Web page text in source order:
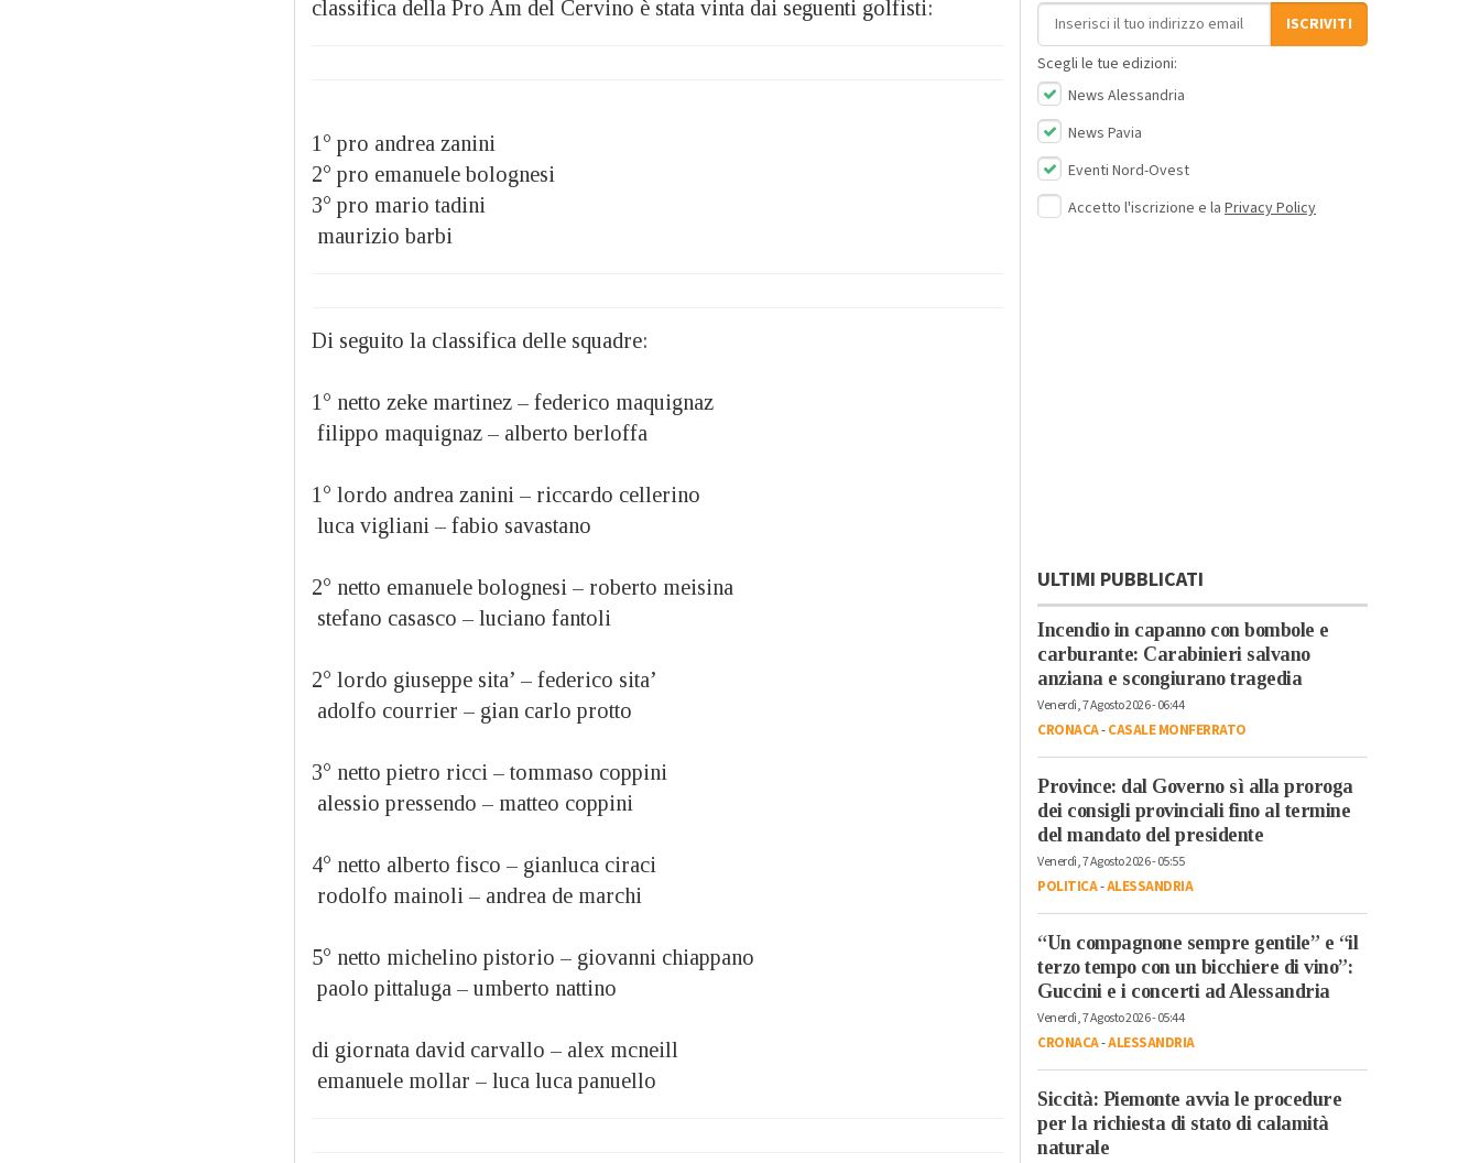
classifica della Pro Am del Cervino è stata vinta dai seguenti golfisti:
1° pro andrea zanini
2° pro emanuele bolognesi
3° pro mario tadini
maurizio barbi
Di seguito la classifica delle squadre:
1° netto zeke martinez – federico maquignaz
filippo maquignaz – alberto berloffa
1° lordo andrea zanini – riccardo cellerino
luca vigliani – fabio savastano
2° netto emanuele bolognesi – roberto meisina
stefano casasco – luciano fantoli
2° lordo giuseppe sita’ – federico sita’
adolfo courrier – gian carlo protto
3° netto pietro ricci – tommaso coppini
alessio pressendo – matteo coppini
4° netto alberto fisco – gianluca ciraci
rodolfo mainoli – andrea de marchi
5° netto michelino pistorio – giovanni chiappano
paolo pittaluga – umberto nattino
di giornata david carvallo – alex mcneill
emanuele mollar – luca luca panuello
Indirizzo email
ISCRIVITI
Scegli le tue edizioni:
News Alessandria
News Pavia
Eventi Nord-Ovest
Accetto l'iscrizione e la Privacy Policy
ULTIMI PUBBLICATI
Incendio in capanno con bombole e
carburante: Carabinieri salvano
anziana e scongiurano tragedia
Venerdì, 7 Agosto 2026 - 06:44
CRONACA-CASALE MONFERRATO
Province: dal Governo sì alla proroga
dei consigli provinciali fino al termine
del mandato del presidente
Venerdì, 7 Agosto 2026 - 05:55
POLITICA-ALESSANDRIA
“Un compagnone sempre gentile” e “il
terzo tempo con un bicchiere di vino”:
Guccini e i concerti ad Alessandria
Venerdì, 7 Agosto 2026 - 05:44
CRONACA-ALESSANDRIA
Siccità: Piemonte avvia le procedure
per la richiesta di stato di calamità
naturale